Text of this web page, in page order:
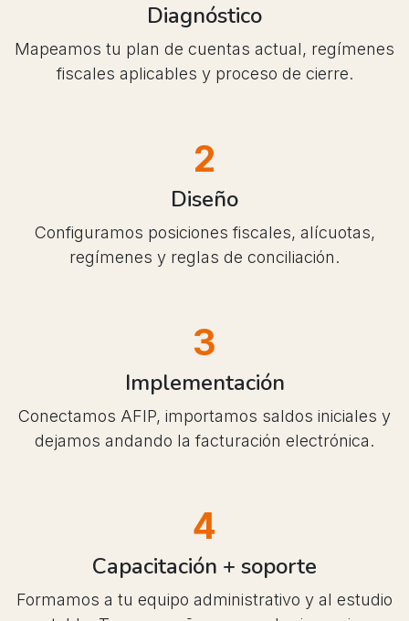
Diagnóstico
Mapeamos tu plan de cuentas actual, regímenes
fiscales aplicables y proceso de cierre.
2
Diseño
Configuramos posiciones fiscales, alícuotas,
regímenes y reglas de conciliación.
3
Implementación
Conectamos AFIP, importamos saldos iniciales y
dejamos andando la facturación electrónica.
4
Capacitación + soporte
Formamos a tu equipo administrativo y al estudio